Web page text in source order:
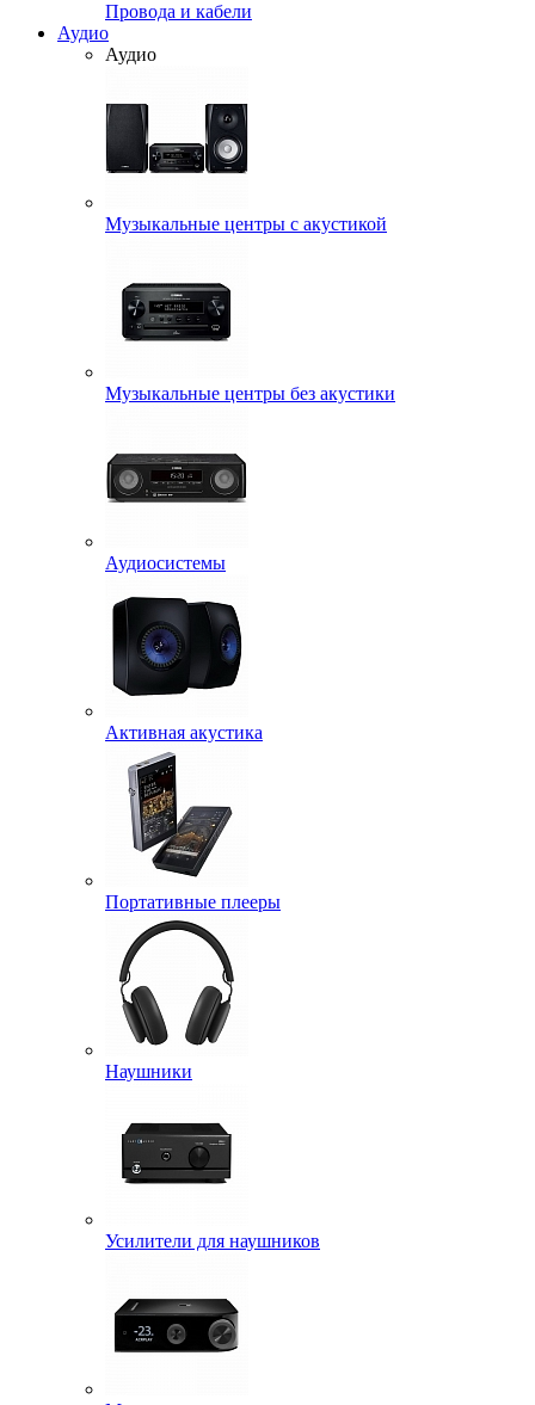
Провода и кабели
Аудио
Аудио
Музыкальные центры с акустикой
Музыкальные центры без акустики
Аудиосистемы
Активная акустика
Портативные плееры
Наушники
Усилители для наушников